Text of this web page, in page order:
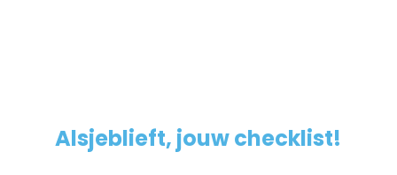
Alsjeblieft, jouw checklist!